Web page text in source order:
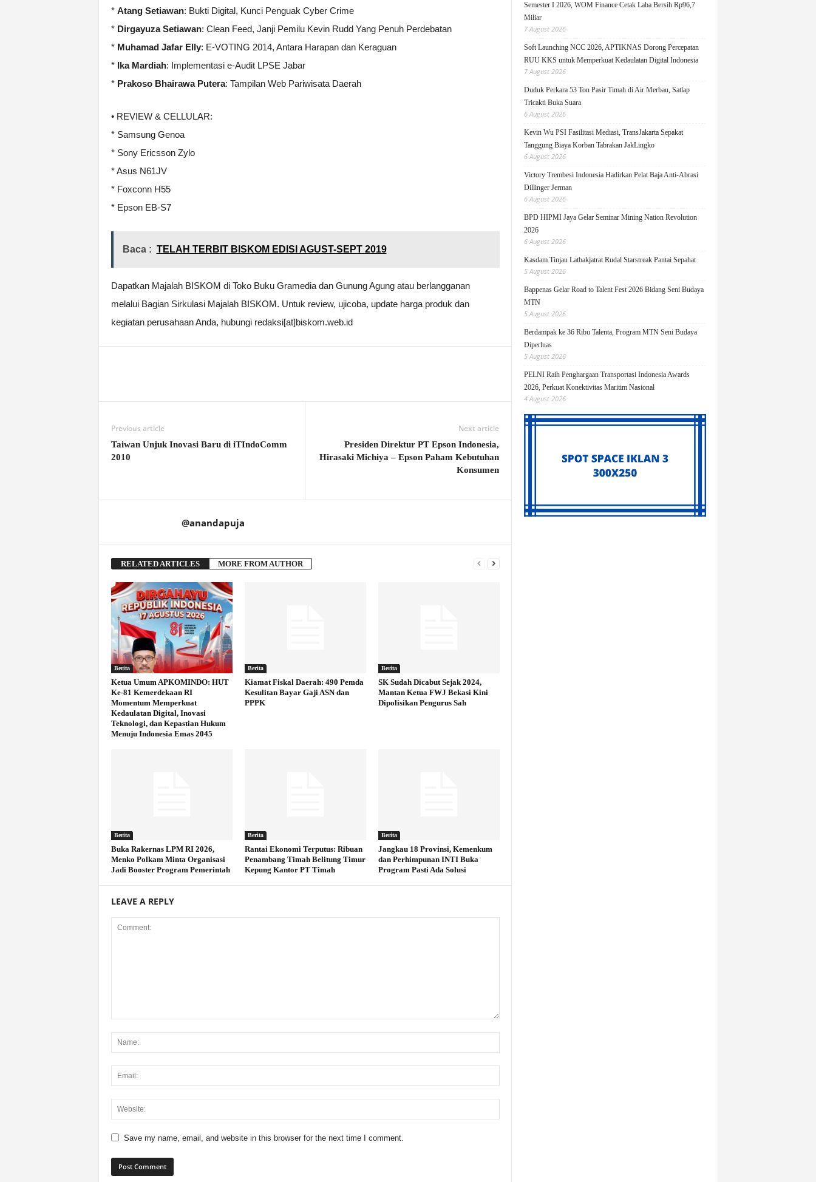
* Atang Setiawan: Bukti Digital, Kunci Penguak Cyber Crime
* Dirgayuza Setiawan: Clean Feed, Janji Pemilu Kevin Rudd Yang Penuh Perdebatan
* Muhamad Jafar Elly: E-VOTING 2014, Antara Harapan dan Keraguan
* Ika Mardiah: Implementasi e-Audit LPSE Jabar
* Prakoso Bhairawa Putera: Tampilan Web Pariwisata Daerah
• REVIEW & CELLULAR:
* Samsung Genoa
* Sony Ericsson Zylo
* Asus N61JV
* Foxconn H55
* Epson EB-S7
Baca : TELAH TERBIT BISKOM EDISI AGUST-SEPT 2019
Dapatkan Majalah BISKOM di Toko Buku Gramedia dan Gunung Agung atau berlangganan
melalui Bagian Sirkulasi Majalah BISKOM. Untuk review, ujicoba, update harga produk dan
kegiatan perusahaan Anda, hubungi redaksi[at]biskom.web.id
Previous article
Taiwan Unjuk Inovasi Baru di iTIndoComm
2010
Next article
Presiden Direktur PT Epson Indonesia,
Hirasaki Michiya – Epson Paham Kebutuhan
Konsumen
@anandapuja
RELATED ARTICLES MORE FROM AUTHOR
Berita
Ketua Umum APKOMINDO: HUT
Ke-81 Kemerdekaan RI
Momentum Memperkuat
Kedaulatan Digital, Inovasi
Teknologi, dan Kepastian Hukum
Menuju Indonesia Emas 2045
Berita
Kiamat Fiskal Daerah: 490 Pemda
Kesulitan Bayar Gaji ASN dan
PPPK
Berita
SK Sudah Dicabut Sejak 2024,
Mantan Ketua FWJ Bekasi Kini
Dipolisikan Pengurus Sah
Berita
Buka Rakernas LPM RI 2026,
Menko Polkam Minta Organisasi
Jadi Booster Program Pemerintah
Berita
Rantai Ekonomi Terputus: Ribuan
Penambang Timah Belitung Timur
Kepung Kantor PT Timah
Berita
Jangkau 18 Provinsi, Kemenkum
dan Perhimpunan INTI Buka
Program Pasti Ada Solusi
LEAVE A REPLY
Save my name, email, and website in this browser for the next time I comment.
Semester I 2026, WOM Finance Cetak Laba Bersih Rp96,7
Miliar
7 August 2026
Soft Launching NCC 2026, APTIKNAS Dorong Percepatan
RUU KKS untuk Memperkuat Kedaulatan Digital Indonesia
7 August 2026
Duduk Perkara 53 Ton Pasir Timah di Air Merbau, Satlap
Tricakti Buka Suara
6 August 2026
Kevin Wu PSI Fasilitasi Mediasi, TransJakarta Sepakat
Tanggung Biaya Korban Tabrakan JakLingko
6 August 2026
Victory Trembesi Indonesia Hadirkan Pelat Baja Anti-Abrasi
Dillinger Jerman
6 August 2026
BPD HIPMI Jaya Gelar Seminar Mining Nation Revolution
2026
6 August 2026
Kasdam Tinjau Latbakjatrat Rudal Starstreak Pantai Sepahat
5 August 2026
Bappenas Gelar Road to Talent Fest 2026 Bidang Seni Budaya
MTN
5 August 2026
Berdampak ke 36 Ribu Talenta, Program MTN Seni Budaya
Diperluas
5 August 2026
PELNI Raih Penghargaan Transportasi Indonesia Awards
2026, Perkuat Konektivitas Maritim Nasional
4 August 2026